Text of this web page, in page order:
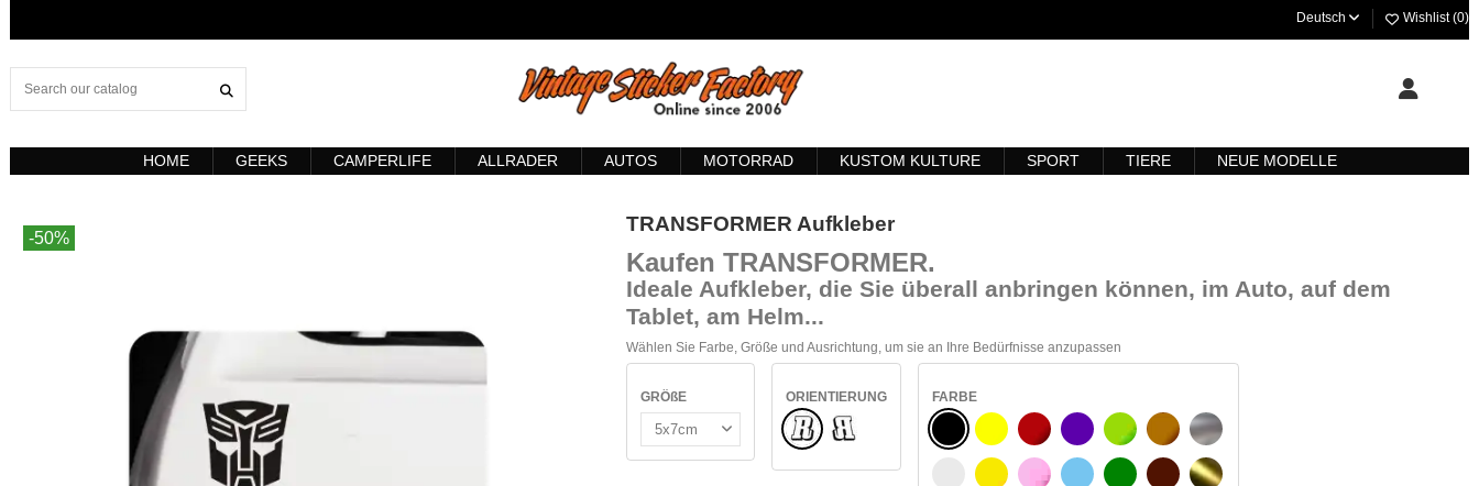
Deutsch Wishlist (0)
HOME GEEKS CAMPERLIFE ALLRADER AUTOS MOTORRAD KUSTOM KULTURE SPORT TIERE NEUE MODELLE
-50%
TRANSFORMER Aufkleber
Kaufen TRANSFORMER.
Ideale Aufkleber, die Sie überall anbringen können, im Auto, auf dem
Tablet, am Helm...
Wählen Sie Farbe, Größe und Ausrichtung, um sie an Ihre Bedürfnisse anzupassen
GRÖßE
ORIENTIERUNG
NormaleUmgedreht
FARBE
SCHWARZ
WEIß
GELB
GELBES SIGNAL
BURGUND
ROSE
VIOLETT
HELLBLAU
HELLGRÜN
GRÜN
HASELNUSS
DUNKELBRAUN
SILBER
GOLD